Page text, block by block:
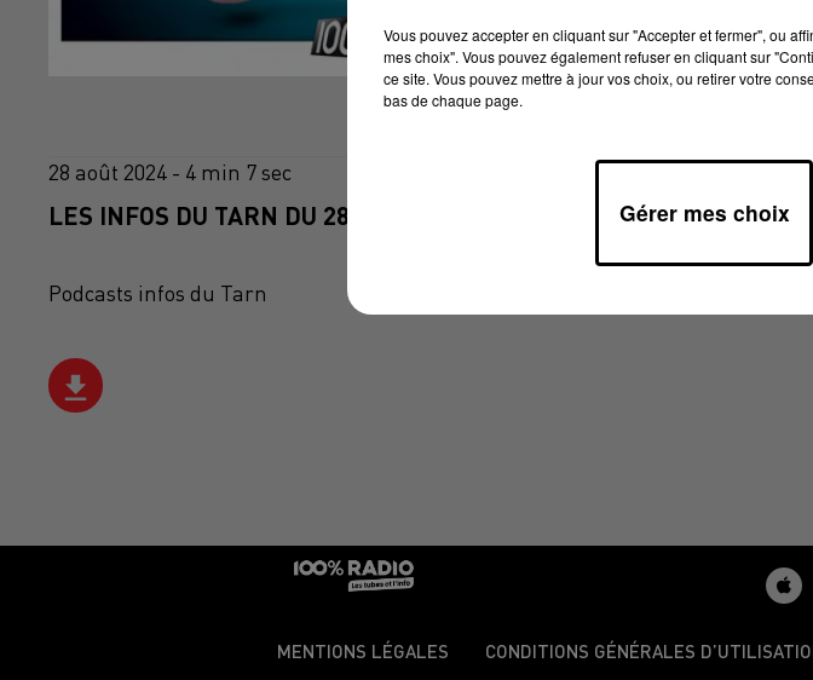
28 août 2024 - 4 min 7 sec
LES INFOS DU TARN DU 28/08/2024 À 08H31
Podcasts infos du Tarn
MENTIONS LÉGALES CONDITIONS GÉNÉRALES
Vous pouvez accepter en cliquant sur "Accepter et fermer", ou
mes choix". Vous pouvez également refuser en cliquant sur
ce site. Vous pouvez mettre à jour vos choix, ou retirer votre
bas de chaque page.
Gérer mes choix